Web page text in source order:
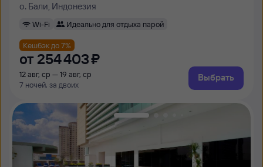
о. Бали, Индонезия
Wi-Fi Идеально для отдыха парой
Кешбэк до 7%
от 254 ⁠403 ⁠₽
12 авг, ср — 19 авг, ср
7 ночей, за двоих
Выбрать